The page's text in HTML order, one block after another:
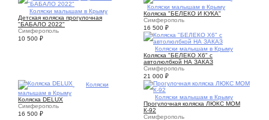
Коляски малышам в Крыму
Детская коляска прогулочная
"БАБАЛО 2022"
Симферополь
10 500 ₽
Коляски малышам в Крыму
Коляска "БЕЛЕКО И КУКА"
Симферополь
16 500 ₽
Коляски малышам в Крыму
Коляска "БЕЛЕКО Х6" с
автолюлбкой НА ЗАКАЗ
Симферополь
21 000 ₽
Коляски
малышам в Крыму
Коляска DELUX
Симферополь
16 500 ₽
Коляски малышам в Крыму
Прогулочная коляска ЛЮКС МОМ
К-92
Симферополь